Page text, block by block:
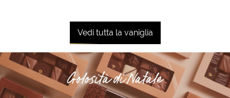
Vedi tutta la vaniglia